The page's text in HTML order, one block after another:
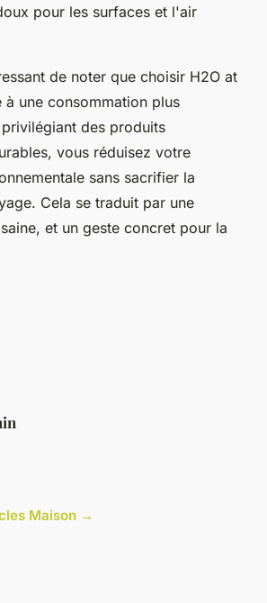
pour les surfaces et l'air
de noter que choisir H2O at
à une consommation plus
des produits
vous réduisez votre
sans sacrifier la
Cela se traduit par une
et un geste concret pour la
Maison →